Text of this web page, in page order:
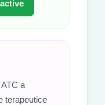
a
terapeutice